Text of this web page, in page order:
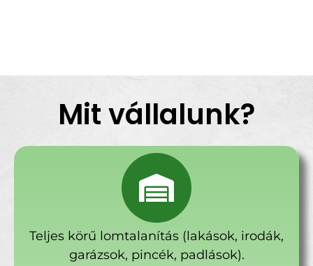
Mit vállalunk?
Teljes körű lomtalanítás (lakások, irodák,
garázsok, pincék, padlások).